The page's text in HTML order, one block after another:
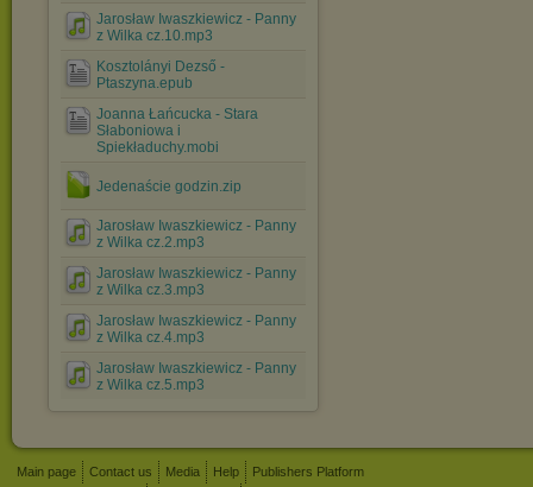
Jarosław Iwaszkiewicz - Panny
z Wilka cz.10.mp3
Kosztolányi Dezső -
Ptaszyna.epub
Joanna Łańcucka - Stara
Słaboniowa i
Spiekładuchy.mobi
Jedenaście godzin.zip
Jarosław Iwaszkiewicz - Panny
z Wilka cz.2.mp3
Jarosław Iwaszkiewicz - Panny
z Wilka cz.3.mp3
Jarosław Iwaszkiewicz - Panny
z Wilka cz.4.mp3
Jarosław Iwaszkiewicz - Panny
z Wilka cz.5.mp3
Main page Contact us Media Help Publishers Platform